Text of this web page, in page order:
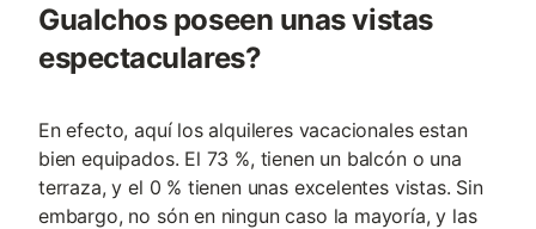
Gualchos poseen unas vistas
espectaculares?
En efecto, aquí los alquileres vacacionales estan
bien equipados. El 73 %, tienen un balcón o una
terraza, y el 0 % tienen unas excelentes vistas. Sin
embargo, no són en ningun caso la mayoría, y las